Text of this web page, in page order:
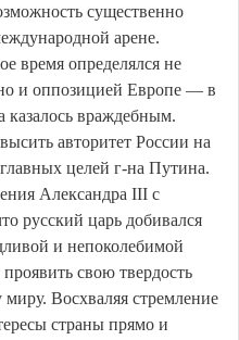
существенно
арене.
время определялся не
и оппозицией Европе — в
казалось враждебным.
авторитет России на
целей г-на Путина.
Александра III с
русский царь добивался
и непоколебимой
свою твердость
Восхваляя стремление
страны прямо и